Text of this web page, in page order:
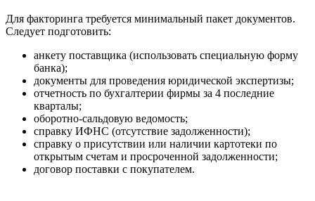
Для факторинга требуется минимальный пакет документов.
Следует подготовить:
анкету поставщика (использовать специальную форму
банка);
документы для проведения юридической экспертизы;
отчетность по бухгалтерии фирмы за 4 последние
кварталы;
оборотно-сальдовую ведомость;
справку ИФНС (отсутствие задолженности);
справку о присутствии или наличии картотеки по
открытым счетам и просроченной задолженности;
договор поставки с покупателем.